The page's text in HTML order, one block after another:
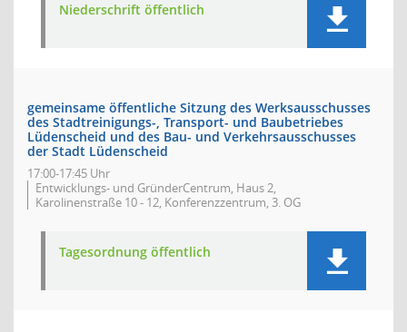
Niederschrift öffentlich
gemeinsame öffentliche Sitzung des Werksausschusses
des Stadtreinigungs-, Transport- und Baubetriebes
Lüdenscheid und des Bau- und Verkehrsausschusses
der Stadt Lüdenscheid
17:00-17:45 Uhr
Entwicklungs- und GründerCentrum, Haus 2,
Karolinenstraße 10 - 12, Konferenzzentrum, 3. OG
Tagesordnung öffentlich